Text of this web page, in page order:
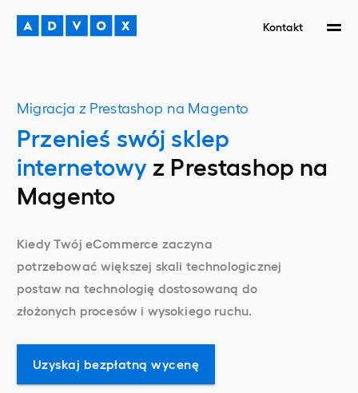
Kontakt
Migracja z Prestashop na Magento
Przenieś swój sklep
internetowy z Prestashop na
Magento
Kiedy Twój eCommerce zaczyna
potrzebować większej skali technologicznej
postaw na technologię dostosowaną do
złożonych procesów i wysokiego ruchu.
Uzyskaj bezpłatną wycenę